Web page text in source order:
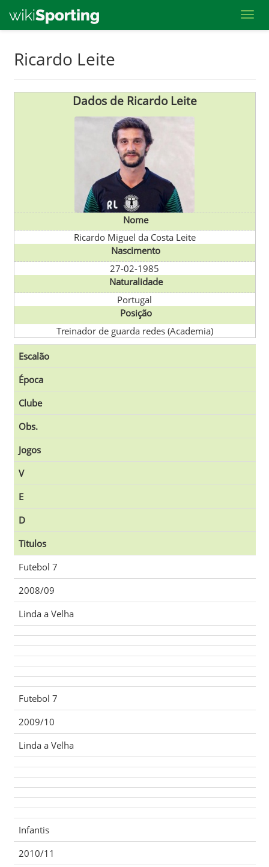
Ricardo Leite
Dados de Ricardo Leite
Nome
Ricardo Miguel da Costa Leite
Nascimento
27-02-1985
Naturalidade
Portugal
Posição
Treinador de guarda redes (Academia)
Escalão
Época
Clube
Obs.
Jogos
V
E
D
Titulos
Futebol 7
2008/09
Linda a Velha
Futebol 7
2009/10
Linda a Velha
Infantis
2010/11